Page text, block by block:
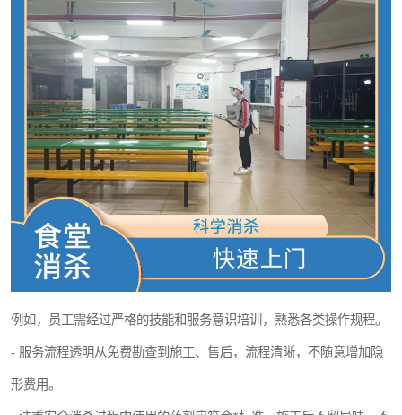
例如，员工需经过严格的技能和服务意识培训，熟悉各类操作规程。
- 服务流程透明从免费勘查到施工、售后，流程清晰，不随意增加隐
形费用。